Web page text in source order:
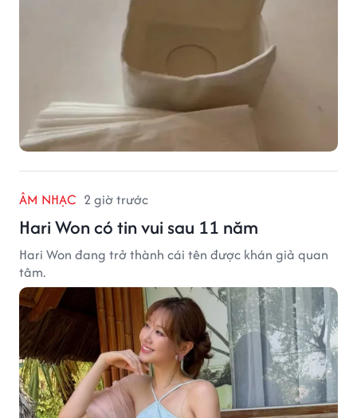
ÂM NHẠC 2 giờ trước
Hari Won có tin vui sau 11 năm
Hari Won đang trở thành cái tên được khán giả quan
tâm.